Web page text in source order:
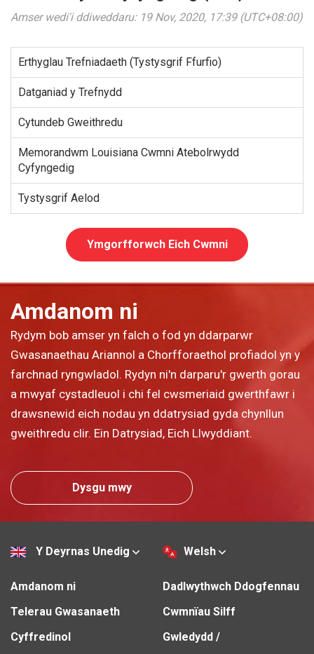
Amser wedi'i ddiweddaru: 19 Nov, 2020, 17:39 (UTC+08:00)
Erthyglau Trefniadaeth (Tystysgrif Ffurfio)
Datganiad y Trefnydd
Cytundeb Gweithredu
Memorandwm Louisiana Cwmni Atebolrwydd
Cyfyngedig
Tystysgrif Aelod
Ymgorfforwch Eich Cwmni
Amdanom ni
Rydym bob amser yn falch o fod yn ddarparwr
Gwasanaethau Ariannol a Chorfforaethol profiadol yn y
farchnad ryngwladol. Rydyn ni'n darparu'r gwerth gorau
a mwyaf cystadleuol i chi fel cwsmeriaid gwerthfawr i
drawsnewid eich nodau yn ddatrysiad gyda chynllun
gweithredu clir. Ein Datrysiad, Eich Llwyddiant.
Dysgu mwy
Y Deyrnas Unedig Welsh
Amdanom ni
Telerau Gwasanaeth
Cyffredinol
Dadlwythwch Ddogfennau
Cwmnïau Silff
Gwledydd /